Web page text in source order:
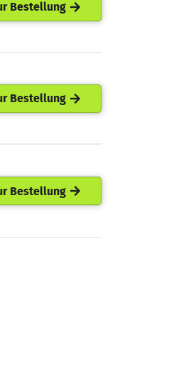
Bestellung
Bestellung
Bestellung